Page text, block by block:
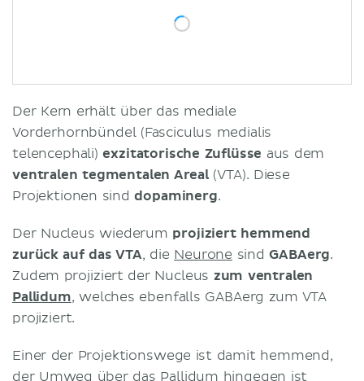
Der Kern erhält über das mediale
Vorderhornbündel (Fasciculus medialis
telencephali)exzitatorische Zuflüsse aus dem
ventralen tegmentalen Areal(VTA). Diese
Projektionen sinddopaminerg.
Der Nucleus wiederum projiziert hemmend
zurück auf das VTA, die Neurone sindGABAerg.
Zudem projiziert der Nucleus zum ventralen
Pallidum, welches ebenfalls GABAerg zum VTA
projiziert.
Einer der Projektionswege ist damit hemmend,
der Umweg über das Pallidum hingegen ist